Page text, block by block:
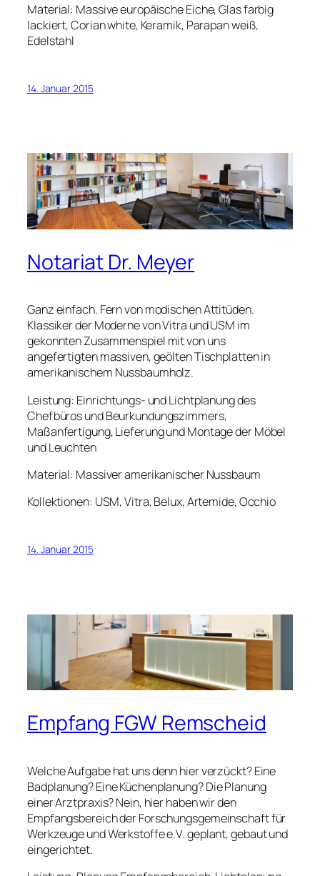
Material: Massive europäische Eiche, Glas farbig
lackiert, Corian white, Keramik, Parapan weiß,
Edelstahl
14. Januar 2015
Notariat Dr. Meyer
Ganz einfach. Fern von modischen Attitüden.
Klassiker der Moderne von Vitra und USM im
gekonnten Zusammenspiel mit von uns
angefertigten massiven, geölten Tischplatten in
amerikanischem Nussbaumholz.
Leistung: Einrichtungs- und Lichtplanung des
Chefbüros und Beurkundungszimmers,
Maßanfertigung, Lieferung und Montage der Möbel
und Leuchten
Material: Massiver amerikanischer Nussbaum
Kollektionen: USM, Vitra, Belux, Artemide, Occhio
14. Januar 2015
Empfang FGW Remscheid
Welche Aufgabe hat uns denn hier verzückt? Eine
Badplanung? Eine Küchenplanung? Die Planung
einer Arztpraxis? Nein, hier haben wir den
Empfangsbereich der Forschungsgemeinschaft für
Werkzeuge und Werkstoffe e.V. geplant, gebaut und
eingerichtet.